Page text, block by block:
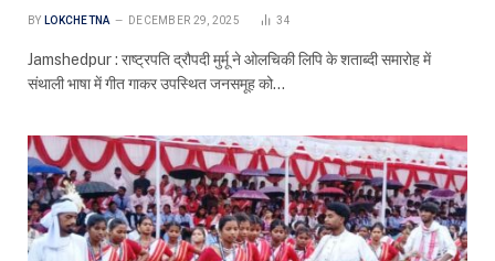
BY LOKCHETNA DECEMBER 29, 2025 34
Jamshedpur : राष्ट्रपति द्रौपदी मुर्मू ने ओलचिकी लिपि के शताब्दी समारोह में
संथाली भाषा में गीत गाकर उपस्थित जनसमूह को…